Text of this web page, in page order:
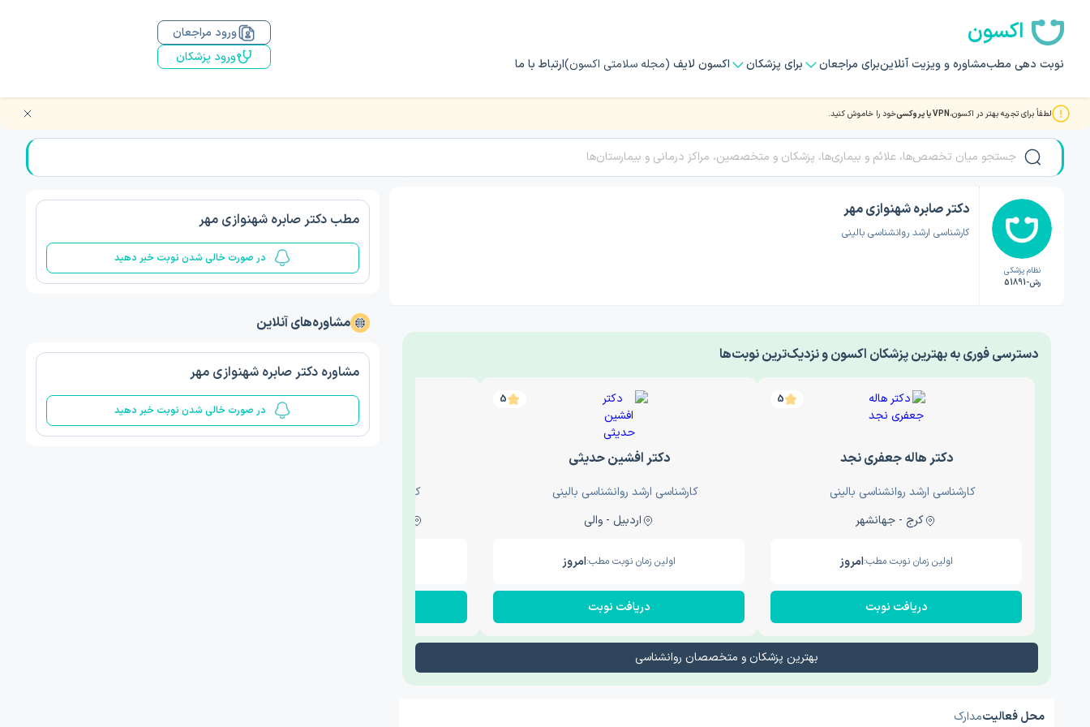
اکسون
نوبت دهی مطبمشاوره و ویزیت آنلاینبرای مراجعان برای پزشکان اکسون لایف (مجله سلامتی اکسون)ارتباط با ما
ورود مراجعان
ورود پزشکان
لطفاً برای تجربه بهتر در اکسون،VPN یا پروکسی خود را خاموش کنید. صفحه اصلی/دکتر روانشناسی/دکتر صابره شهنوازی مهر
نظام پزشکی
رش-51891
دکتر صابره شهنوازی مهر
کارشناسی ارشد روانشناسی بالینی
5
دکتر هاله جعفری نجد
کارشناسی ارشد روانشناسی بالینی
کرج - جهانشهر
اولین زمان نوبت مطب:امروز
دریافت نوبت
5
دکتر افشین حدیثی
کارشناسی ارشد روانشناسی بالینی
اردبیل - والی
اولین زمان نوبت مطب:امروز
دریافت نوبت
5
کارشناسی ارشد روانشناسی بالینی
بهترین پزشکان و متخصصان روانشناسی
محل فعالیتمدارک
مطب دکتر صابره شهنوازی مهر
در صورت خالی شدن نوبت خبر دهید
مشاوره‌های آنلاین
مشاوره دکتر صابره شهنوازی مهر
در صورت خالی شدن نوبت خبر دهید